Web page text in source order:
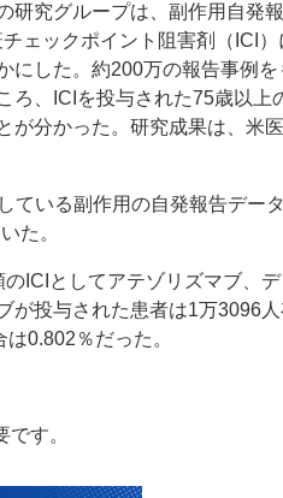
究グループは、副作用自発
ェックポイント阻害剤（ICI）
した。約200万の報告事例を
ろ、ICIを投与された75歳以上
が分かった。研究成果は、米
いる副作用の自発報告デー
た。
ICIとしてアテゾリズマブ、
投与された患者は1万3096人
0.802％だった。
す。